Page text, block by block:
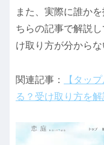
また、実際に誰か
ちらの記事で解説
け取り方が分から
関連記事：
【タッ
る？受け取り方を